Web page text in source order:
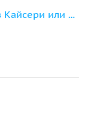
Групповой трансфер из аэропортов Кайсери или Невшехир